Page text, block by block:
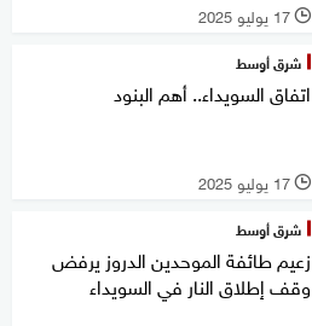
l 17 يوليو 2025
شرق أوسط
اتفاق السويداء.. أهم البنود
l 17 يوليو 2025
شرق أوسط
زعيم طائفة الموحدين الدروز يرفض
وقف إطلاق النار في السويداء